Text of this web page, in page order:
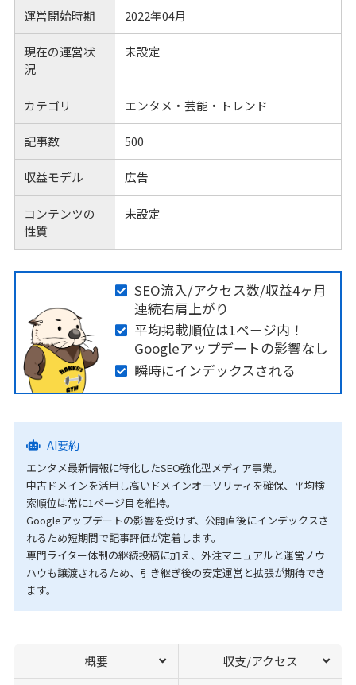
運営開始時期 2022年04月
現在の運営状
況
未設定
カテゴリ エンタメ・芸能・トレンド
記事数 500
収益モデル 広告
コンテンツの
性質
未設定
SEO流入/アクセス数/収益4ヶ月
連続右肩上がり
平均掲載順位は1ページ内！
Googleアップデートの影響なし
瞬時にインデックスされる
AI要約
エンタメ最新情報に特化したSEO強化型メディア事業。
中古ドメインを活用し高いドメインオーソリティを確保、平均検
索順位は常に1ページ目を維持。
Googleアップデートの影響を受けず、公開直後にインデックスさ
れるため短期間で記事評価が定着します。
専門ライター体制の継続投稿に加え、外注マニュアルと運営ノウ
ハウも譲渡されるため、引き継ぎ後の安定運営と拡張が期待でき
ます。
概要 収支/アクセス